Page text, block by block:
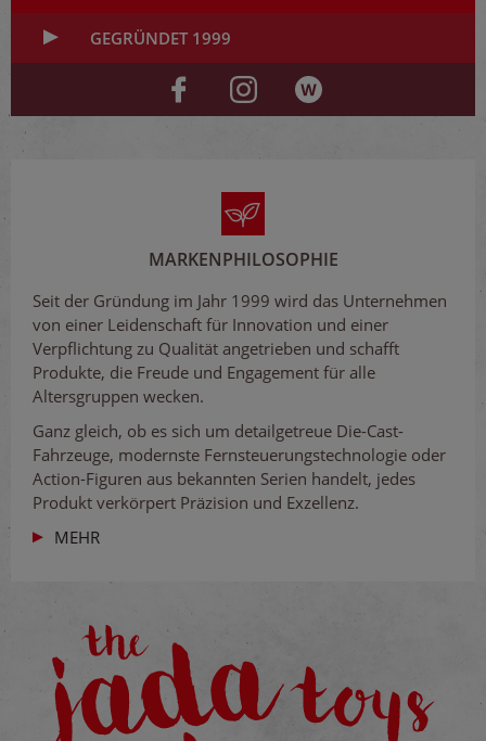
GEGRÜNDET 1999
MARKENPHILOSOPHIE
Seit der Gründung im Jahr 1999 wird das Unternehmen
von einer Leidenschaft für Innovation und einer
Verpflichtung zu Qualität angetrieben und schafft
Produkte, die Freude und Engagement für alle
Altersgruppen wecken.
Ganz gleich, ob es sich um detailgetreue Die-Cast-
Fahrzeuge, modernste Fernsteuerungstechnologie oder
Action-Figuren aus bekannten Serien handelt, jedes
Produkt verkörpert Präzision und Exzellenz.
MEHR